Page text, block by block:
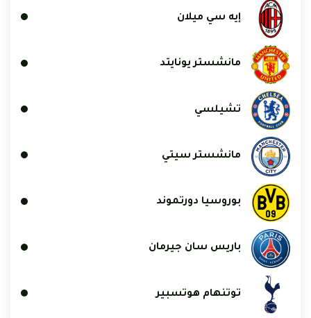
إيه سي ميلان
مانشستر يونايتد
تشيلسي
مانشستر سيتي
بوروسيا دورتموند
باريس سان جيرمان
توتنهام هوتسبير